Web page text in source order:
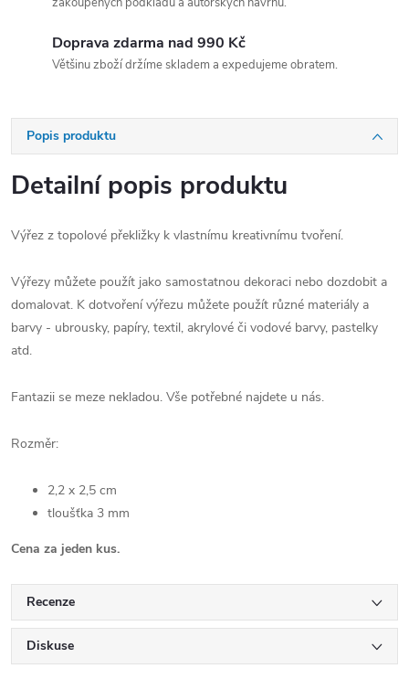
Doprava zdarma nad 990 Kč
Většinu zboží držíme skladem a expedujeme obratem.
Popis produktu
Detailní popis produktu
Výřez z topolové překližky k vlastnímu kreativnímu tvoření.
Výřezy můžete použít jako samostatnou dekoraci nebo dozdobit a
domalovat. K dotvoření výřezu můžete použít různé materiály a
barvy - ubrousky, papíry, textil, akrylové či vodové barvy, pastelky
atd.
Fantazii se meze nekladou. Vše potřebné najdete u nás.
Rozměr:
2,2 x 2,5 cm
tloušťka 3 mm
Cena za jeden kus.
Recenze
Diskuse